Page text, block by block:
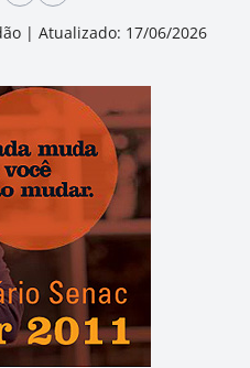
| Atualizado: 17/06/2026